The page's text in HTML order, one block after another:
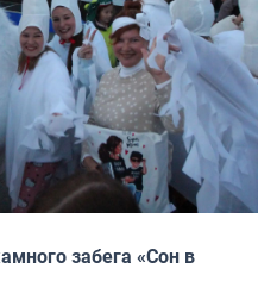
забега «Сон в